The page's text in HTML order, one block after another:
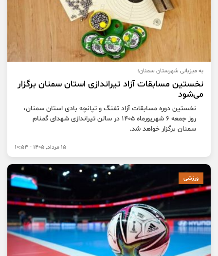
به میزبانی شهرستان سمنان؛
نخستین مسابقات آزاد تیراندازی استان سمنان برگزار
می‌شود
نخستین دوره مسابقات آزاد تفنگ و تپانچه بادی استان سمنان،
روز جمعه ۶ شهریورماه ۱۴۰۵ در سالن تیراندازی شهدای گمنام
سمنان برگزار خواهد شد.
15 مرداد, 1405 - 10:53
ورزشی